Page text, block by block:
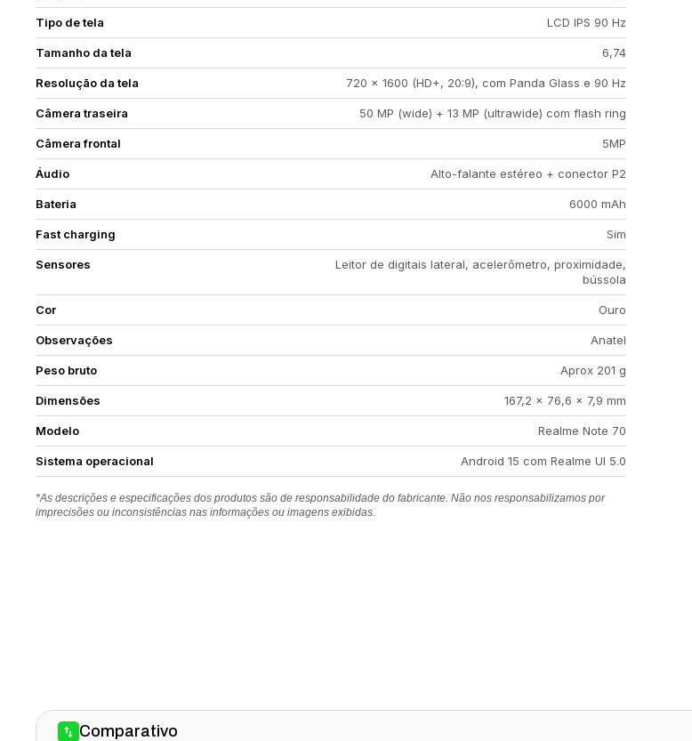
Tipo de tela LCD IPS 90 Hz
Tamanho da tela 6,74
Resolução da tela 720 × 1600 (HD+, 20:9), com Panda Glass e 90 Hz
Câmera traseira 50 MP (wide) + 13 MP (ultrawide) com flash ring
Câmera frontal 5MP
Áudio Alto-falante estéreo + conector P2
Bateria 6000 mAh
Fast charging Sim
Sensores
Leitor de digitais lateral, acelerômetro, proximidade,
bússola
Cor Ouro
Observações Anatel
Peso bruto Aprox 201 g
Dimensões 167,2 × 76,6 × 7,9 mm
Modelo Realme Note 70
Sistema operacional Android 15 com Realme UI 5.0
*As descrições e especificações dos produtos são de responsabilidade do fabricante. Não nos responsabilizamos por
imprecisões ou inconsistências nas informações ou imagens exibidas.
Comparativo